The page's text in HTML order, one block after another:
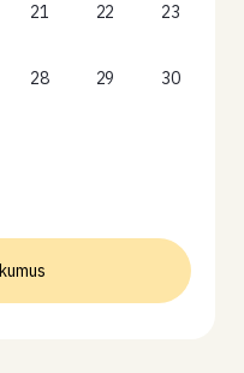
21 22 23
28 29 30